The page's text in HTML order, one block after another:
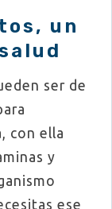
un
ser de
con ella
y
ese